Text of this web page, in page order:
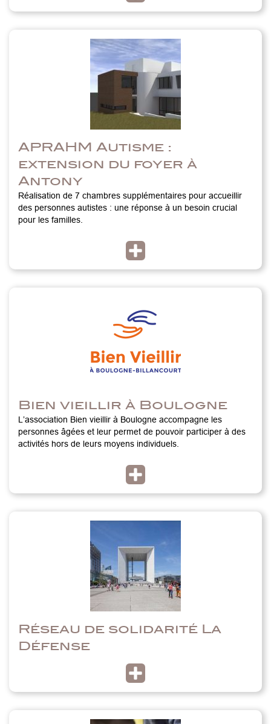
APRAHM Autisme :
extension du foyer à
Antony
Réalisation de 7 chambres supplémentaires pour accueillir
des personnes autistes : une réponse à un besoin crucial
pour les familles.
Bien vieillir à Boulogne
L’association Bien vieillir à Boulogne accompagne les
personnes âgées et leur permet de pouvoir participer à des
activités hors de leurs moyens individuels.
Réseau de solidarité La
Défense